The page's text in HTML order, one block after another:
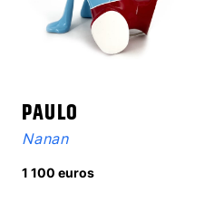
PAULO
Nanan
1 100 euros